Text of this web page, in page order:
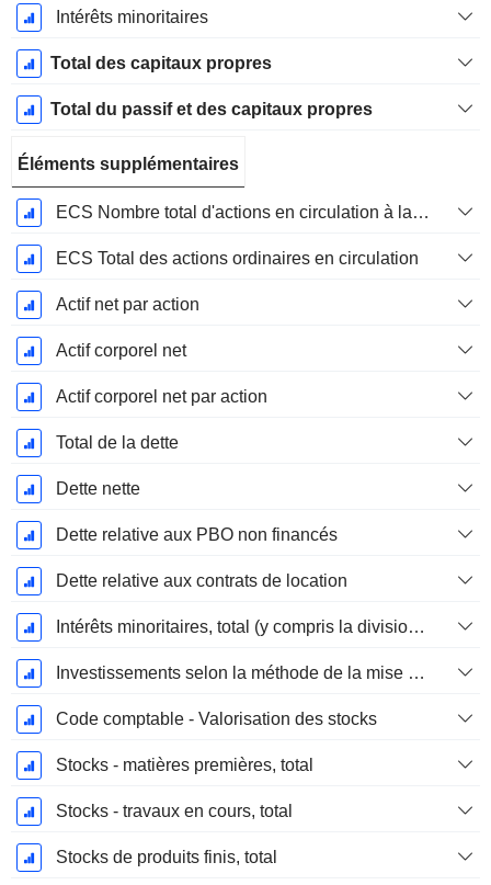
Intérêts minoritaires
Total des capitaux propres
Total du passif et des capitaux propres
Éléments supplémentaires
ECS Nombre total d'actions en circulation à la date de dépôt
ECS Total des actions ordinaires en circulation
Actif net par action
Actif corporel net
Actif corporel net par action
Total de la dette
Dette nette
Dette relative aux PBO non financés
Dette relative aux contrats de location
Intérêts minoritaires, total (y compris la division financière)
Investissements selon la méthode de la mise en équivalence, total
Code comptable - Valorisation des stocks
Stocks - matières premières, total
Stocks - travaux en cours, total
Stocks de produits finis, total